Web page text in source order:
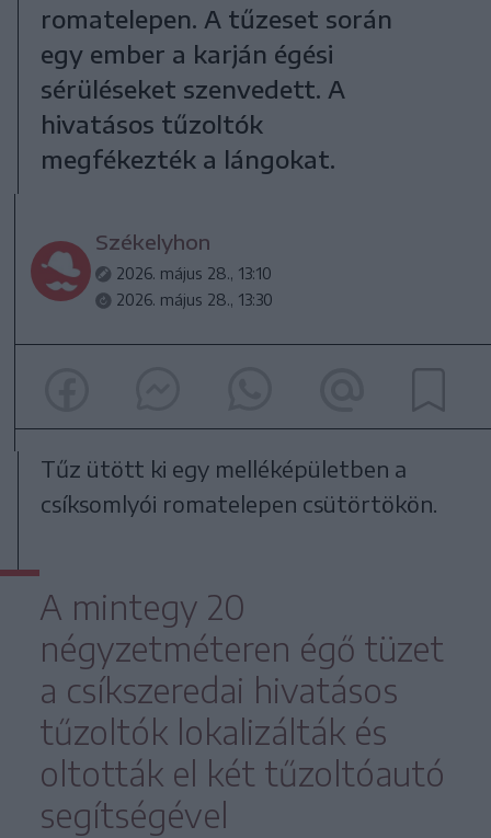
romatelepen. A tűzeset során
egy ember a karján égési
sérüléseket szenvedett. A
hivatásos tűzoltók
megfékezték a lángokat.
Székelyhon
2026. május 28., 13:10
2026. május 28., 13:30
Tűz ütött ki egy melléképületben a
csíksomlyói romatelepen csütörtökön.
A mintegy 20
négyzetméteren égő tüzet
a csíkszeredai hivatásos
tűzoltók lokalizálták és
oltották el két tűzoltóautó
segítségével